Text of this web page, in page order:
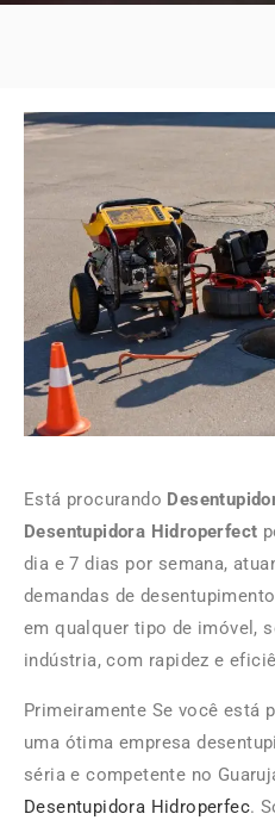
Está procurando
Desentupidora Hidroperfect
dia e 7 dias por semana,
demandas de
em qualquer tipo de imóvel,
indústria, com rapidez e
Primeiramente Se você está
uma ótima empresa
séria e competente no
Desentupidora Hidroperfec.